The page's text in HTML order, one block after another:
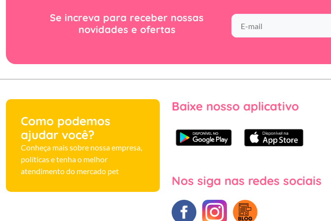
formacao do
volume das fezes
Se increva para receber nossas
novidades e ofertas
Como podemos
ajudar você?
Conheça mais sobre nossa empresa,
políticas e tenha o melhor
atendimento do mercado pet
Baixe nosso aplicativo
Nos siga nas redes sociais